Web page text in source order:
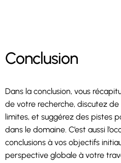
Conclusion
Dans la conclusion, vous
de votre recherche, discutez
limites, et suggérez des pistes
dans le domaine. C’est aussi
conclusions à vos objectifs
perspective globale à votre